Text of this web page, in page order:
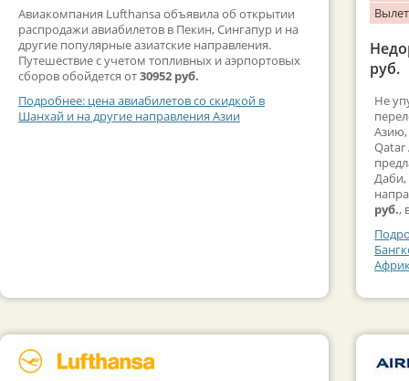
Авиакомпания Lufthansa объявила об открытии
распродажи авиабилетов в Пекин, Сингапур и на
другие популярные азиатские направления.
Путешествие с учетом топливных и аэрпортовых
сборов обойдется от30952 руб.
Подробнее: цена авиабилетов со скидкой в
Шанхай и на другие направления Азии
руб.
Не
Азию,
Qatar
Даби,
руб.,